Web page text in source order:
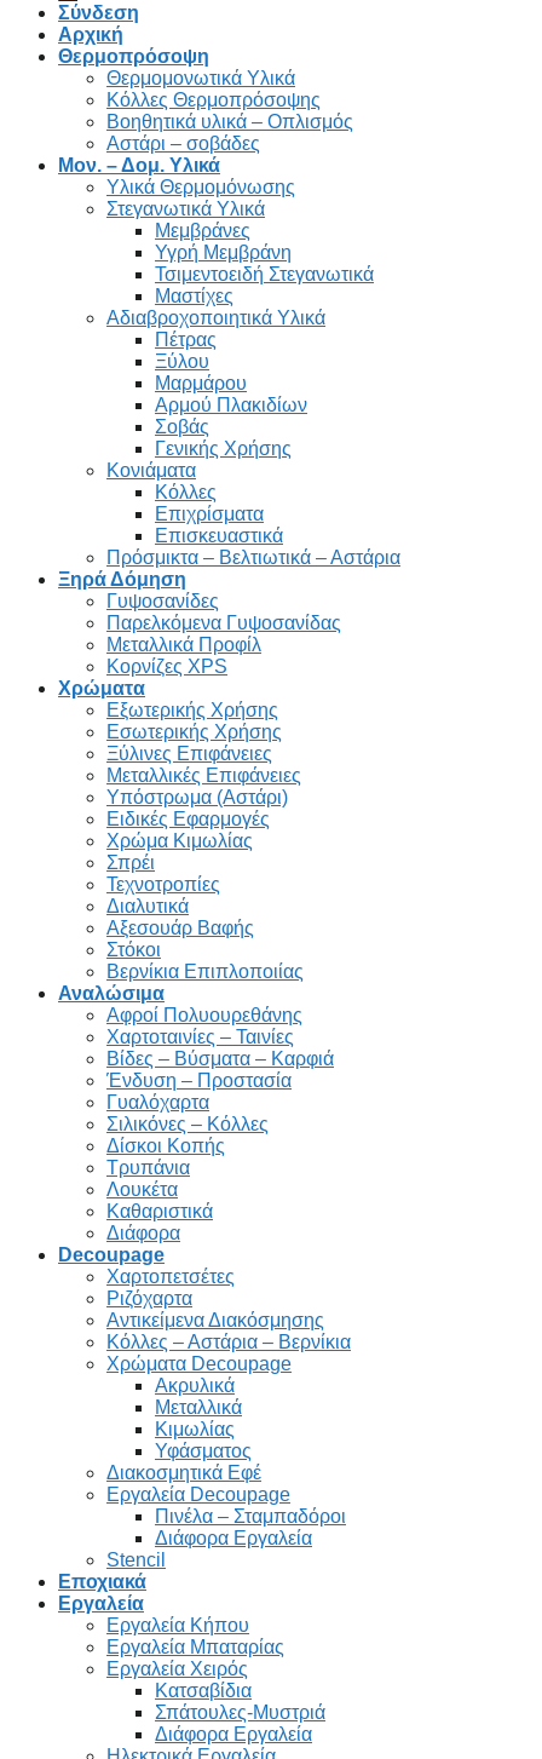
Σύνδεση
Αρχική
Θερμοπρόσοψη
Θερμομονωτικά Υλικά
Κόλλες Θερμοπρόσοψης
Βοηθητικά υλικά – Οπλισμός
Αστάρι – σοβάδες
Μον. – Δομ. Υλικά
Υλικά Θερμομόνωσης
Στεγανωτικά Υλικά
Μεμβράνες
Υγρή Μεμβράνη
Τσιμεντοειδή Στεγανωτικά
Μαστίχες
Αδιαβροχοποιητικά Υλικά
Πέτρας
Ξύλου
Μαρμάρου
Αρμού Πλακιδίων
Σοβάς
Γενικής Χρήσης
Κονιάματα
Κόλλες
Επιχρίσματα
Επισκευαστικά
Πρόσμικτα – Βελτιωτικά – Αστάρια
Ξηρά Δόμηση
Γυψοσανίδες
Παρελκόμενα Γυψοσανίδας
Μεταλλικά Προφίλ
Κορνίζες XPS
Χρώματα
Εξωτερικής Χρήσης
Εσωτερικής Χρήσης
Ξύλινες Επιφάνειες
Μεταλλικές Επιφάνειες
Υπόστρωμα (Αστάρι)
Ειδικές Εφαρμογές
Χρώμα Κιμωλίας
Σπρέι
Τεχνοτροπίες
Διαλυτικά
Αξεσουάρ Βαφής
Στόκοι
Βερνίκια Επιπλοποιίας
Αναλώσιμα
Αφροί Πολυουρεθάνης
Χαρτοταινίες – Ταινίες
Βίδες – Βύσματα – Καρφιά
Ένδυση – Προστασία
Γυαλόχαρτα
Σιλικόνες – Κόλλες
Δίσκοι Κοπής
Τρυπάνια
Λουκέτα
Καθαριστικά
Διάφορα
Decoupage
Χαρτοπετσέτες
Ριζόχαρτα
Αντικείμενα Διακόσμησης
Κόλλες – Αστάρια – Βερνίκια
Χρώματα Decoupage
Ακρυλικά
Μεταλλικά
Κιμωλίας
Υφάσματος
Διακοσμητικά Εφέ
Εργαλεία Decoupage
Πινέλα – Σταμπαδόροι
Διάφορα Εργαλεία
Stencil
Εποχιακά
Εργαλεία
Εργαλεία Κήπου
Εργαλεία Μπαταρίας
Εργαλεία Χειρός
Κατσαβίδια
Σπάτουλες-Μυστριά
Διάφορα Εργαλεία